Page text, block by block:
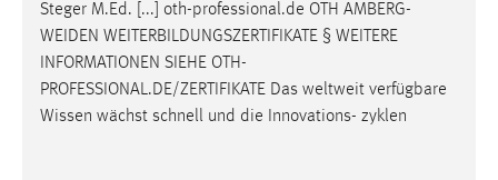
Steger M.Ed. [...] oth-professional.de OTH AMBERG-
WEIDEN WEITERBILDUNGSZERTIFIKATE § WEITERE
INFORMATIONEN SIEHE OTH-
PROFESSIONAL.DE/ZERTIFIKATE Das weltweit verfügbare
Wissen wächst schnell und die Innovations- zyklen
Cookie Laufzeit:
MibewSessionID, mibew-chat-frame-style-
5e9dbeb1811c0446 = Sitzungslaufzeit, mibew_locale = 3
Jahre, MIBEW_UserID = 1 Jahr